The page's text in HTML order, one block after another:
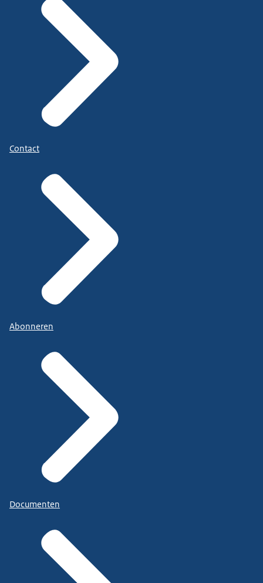
Contact
Abonneren
Documenten